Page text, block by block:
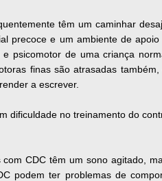
têm um caminhar
precoce e um ambiente de
psicomotor de uma criança
finas são atrasadas
a escrever.
dificuldade no treinamento do
CDC têm um sono agitado,
podem ter problemas de